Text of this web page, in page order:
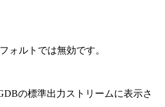
ォルトでは無効です。
の標準出力ストリームに表示さ